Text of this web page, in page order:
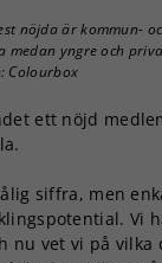
nöjda är kommun-
medan yngre och
Colourbox
ett nöjd
siffra, men
Vi
nu vet vi på vilka